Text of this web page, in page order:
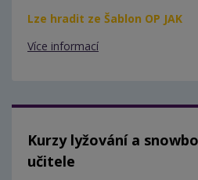
Lze hradit ze Šablon OP JAK
Více informací
Kurzy lyžování a
učitele